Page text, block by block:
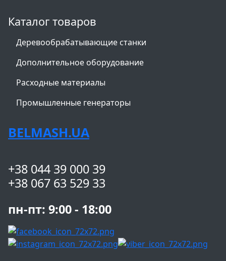
Каталог товаров
Деревообрабатывающие станки
Дополнительное оборудование
Расходные материалы
Промышленные генераторы
BELMASH.UA
+38 044 39 000 39
+38 067 63 529 33
пн-пт: 9:00 - 18:00